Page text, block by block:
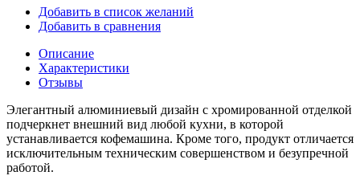
Добавить в список желаний
Добавить в сравнения
Описание
Характеристики
Отзывы
Элегантный алюминиевый дизайн с хромированной отделкой
подчеркнет внешний вид любой кухни, в которой
устанавливается кофемашина. Кроме того, продукт отличается
исключительным техническим совершенством и безупречной
работой.